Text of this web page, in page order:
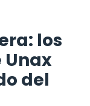
los
Unax
del